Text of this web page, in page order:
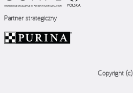
Partner strategiczny
Copyright